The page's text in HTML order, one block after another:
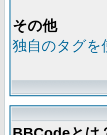
その他
独自のタグを